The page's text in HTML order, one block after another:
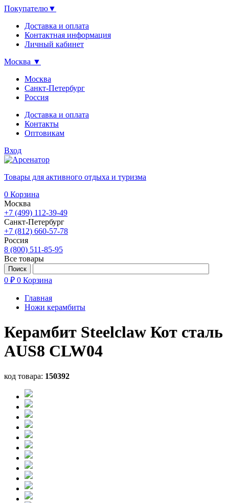
Покупателю▼
Доставка и оплата
Контактная информация
Личный кабинет
Москва ▼
Москва
Санкт-Петербург
Россия
Доставка и оплата
Контакты
Оптовикам
Вход
Товары для активного отдыха и туризма
0 Корзина
Москва
+7 (499) 112-39-49
Санкт-Петербург
+7 (812) 660-57-78
Россия
8 (800) 511-85-95
Все товары
0 ₽ 0 Корзина
Главная
Ножи керамбиты
Керамбит Steelclaw Кот сталь
AUS8 CLW04
код товара: 150392